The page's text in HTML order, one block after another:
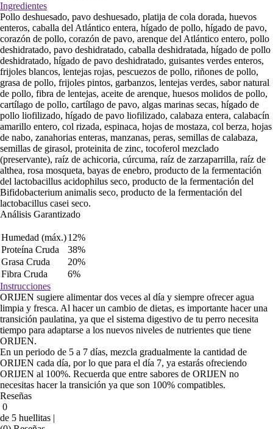
Ingredientes
Pollo deshuesado, pavo deshuesado, platija de cola dorada, huevos
enteros, caballa del Atlántico entera, hígado de pollo, hígado de pavo,
corazón de pollo, corazón de pavo, arenque del Atlántico entero, pollo
deshidratado, pavo deshidratado, caballa deshidratada, hígado de pollo
deshidratado, hígado de pavo deshidratado, guisantes verdes enteros,
frijoles blancos, lentejas rojas, pescuezos de pollo, riñones de pollo,
grasa de pollo, frijoles pintos, garbanzos, lentejas verdes, sabor natural
de pollo, fibra de lentejas, aceite de arenque, huesos molidos de pollo,
cartílago de pollo, cartílago de pavo, algas marinas secas, hígado de
pollo liofilizado, hígado de pavo liofilizado, calabaza entera, calabacín
amarillo entero, col rizada, espinaca, hojas de mostaza, col berza, hojas
de nabo, zanahorias enteras, manzanas, peras, semillas de calabaza,
semillas de girasol, proteinita de zinc, tocoferol mezclado
(preservante), raíz de achicoria, cúrcuma, raíz de zarzaparrilla, raíz de
althea, rosa mosqueta, bayas de enebro, producto de la fermentación
del lactobacillus acidophilus seco, producto de la fermentación del
Bifidobacterium animalis seco, producto de la fermentación del
lactobacillus casei seco.
Análisis Garantizado
Humedad (máx.)12%
Proteína Cruda
38%
Grasa Cruda
20%
Fibra Cruda
6%
Instrucciones
ORIJEN sugiere alimentar dos veces al día y siempre ofrecer agua
limpia y fresca. Al hacer un cambio de dietas, es importante hacer una
transición paulatina, ya que el sistema digestivo de tu perro necesita
tiempo para adaptarse a los nuevos niveles de nutrientes que tiene
ORIJEN.
En un periodo de 5 a 7 días, mezcla gradualmente la cantidad de
ORIJEN cada día, por lo que para el día 7, ya estarás ofreciendo
ORIJEN al 100%. Recuerda que entre sabores de ORIJEN no
necesitas hacer la transición ya que son 100% compatibles.
Reseñas
0
de 5 huellitas |